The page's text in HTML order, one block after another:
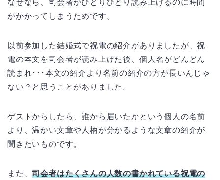
なぜなら、司会者がひとりひとり読み上げるのに時間
がかかってしまうためです。
以前参加した結婚式で祝電の紹介がありましたが、祝
電の本文を司会者が読み上げた後、個人名がどんどん
読まれ･･･本文の紹介より名前の紹介の方が長いんじゃ
ない？と思うことがありました。
ゲストからしたら、誰から届いたかという個人の名前
より、温かい文章や人柄が分かるような文章の紹介が
聞きたいものです。
また、司会者はたくさんの人数の書かれている祝電の